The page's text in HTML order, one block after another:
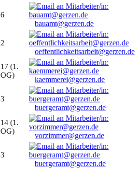
6
bauamt@gerzen.de
2
oeffentlichkeitsarbeit@gerzen.de
17 (1.
OG)
kaemmerei@gerzen.de
3
buergeramt@gerzen.de
14 (1.
OG)
vorzimmer@gerzen.de
3
buergeramt@gerzen.de